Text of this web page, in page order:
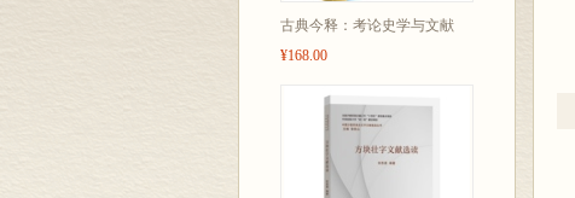
古典今释：考论史学与文献
¥168.00